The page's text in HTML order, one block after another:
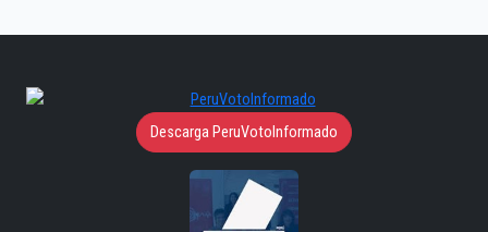
Descarga PeruVotoInformado